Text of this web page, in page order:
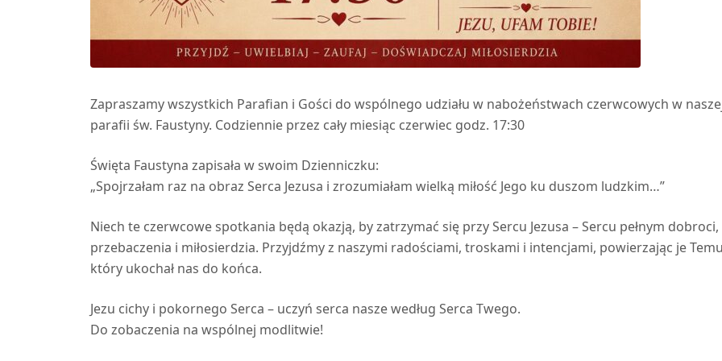
Zapraszamy wszystkich Parafian i Gości do wspólnego udziału w nabożeństwach czerwcowych w
parafii św. Faustyny. Codziennie przez cały miesiąc czerwiec godz. 17:30
Święta Faustyna zapisała w swoim Dzienniczku:
„Spojrzałam raz na obraz Serca Jezusa i zrozumiałam wielką miłość Jego ku duszom ludzkim…”
Niech te czerwcowe spotkania będą okazją, by zatrzymać się przy Sercu Jezusa – Sercu pełnym dobroci,
przebaczenia i miłosierdzia. Przyjdźmy z naszymi radościami, troskami i intencjami, powierzając je
który ukochał nas do końca.
Jezu cichy i pokornego Serca – uczyń serca nasze według Serca Twego.
Do zobaczenia na wspólnej modlitwie!